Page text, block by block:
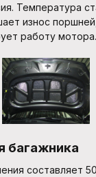
Температура
износ
работу мотора.
багажника
составляет